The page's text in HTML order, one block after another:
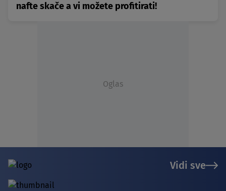
nafte skače a vi možete profitirati!
Oglas
Vidi sve